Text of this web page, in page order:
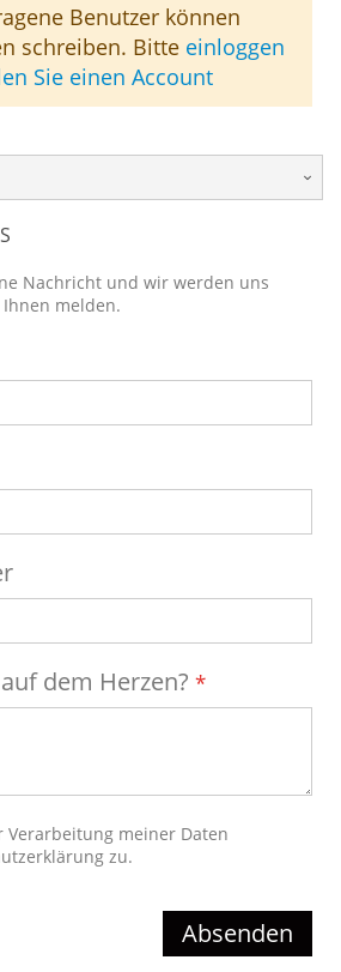
Benutzer können
schreiben. Bitte einloggen
Sie einen Account
Nachricht und wir werden uns
melden.
dem Herzen?
Verarbeitung meiner Daten
zu.
Absenden